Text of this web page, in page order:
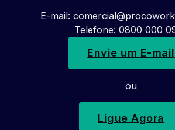
E-mail:
Telefone: 0800 000
Envie um E-mail
ou
Ligue Agora